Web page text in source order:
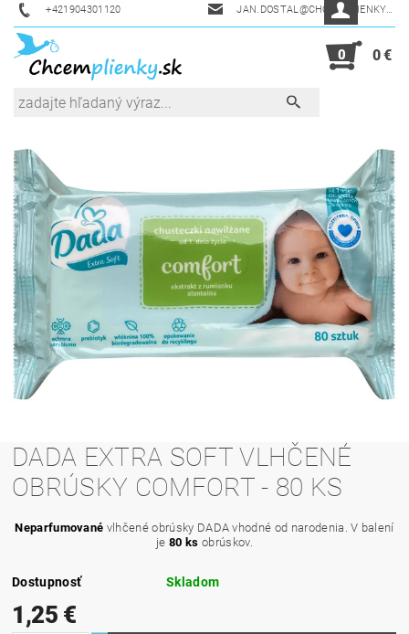
+421904301120 JAN.DOSTAL@CHCEMPLIENKY.SK
0 0 €
DADA EXTRA SOFT VLHČENÉ
OBRÚSKY COMFORT - 80 KS
Neparfumované vlhčené obrúsky DADA vhodné od narodenia. V balení
je 80 ks obrúskov.
Dostupnosť Skladom
1,25 €